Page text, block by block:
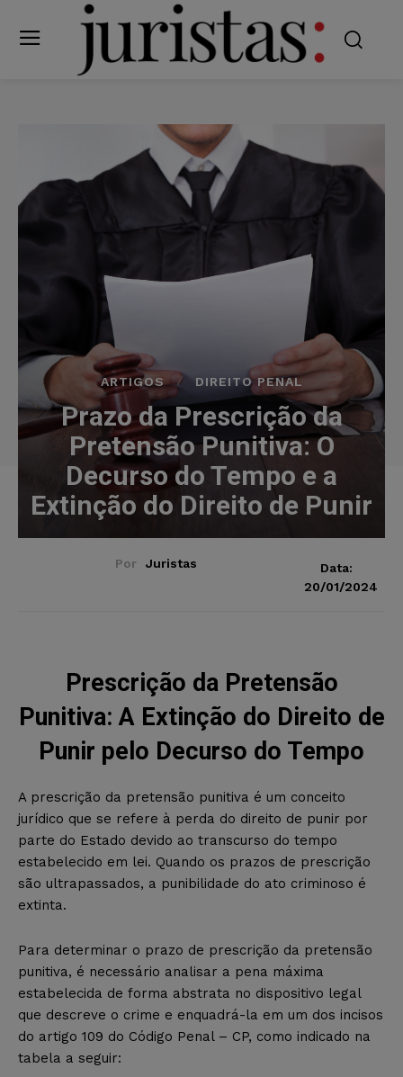
ARTIGOS DIREITO PENAL
Prazo da Prescrição da
Pretensão Punitiva: O
Decurso do Tempo e a
Extinção do Direito de Punir
Por Juristas
Data:
20/01/2024
Prescrição da Pretensão
Punitiva: A Extinção do Direito de
Punir pelo Decurso do Tempo
A prescrição da pretensão punitiva é um conceito
jurídico que se refere à perda do direito de punir por
parte do Estado devido ao transcurso do tempo
estabelecido em lei. Quando os prazos de prescrição
são ultrapassados, a punibilidade do ato criminoso é
extinta.
Para determinar o prazo de prescrição da pretensão
punitiva, é necessário analisar a pena máxima
estabelecida de forma abstrata no dispositivo legal
que descreve o crime e enquadrá-la em um dos incisos
do artigo 109 do Código Penal – CP, como indicado na
tabela a seguir: